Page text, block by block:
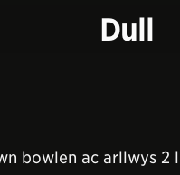
Dull
bowlen ac arllwys